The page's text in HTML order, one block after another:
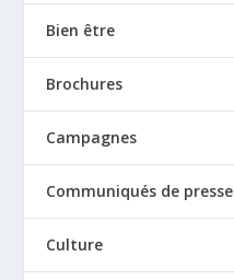
Bien être
Brochures
Campagnes
Communiqués de presse
Culture